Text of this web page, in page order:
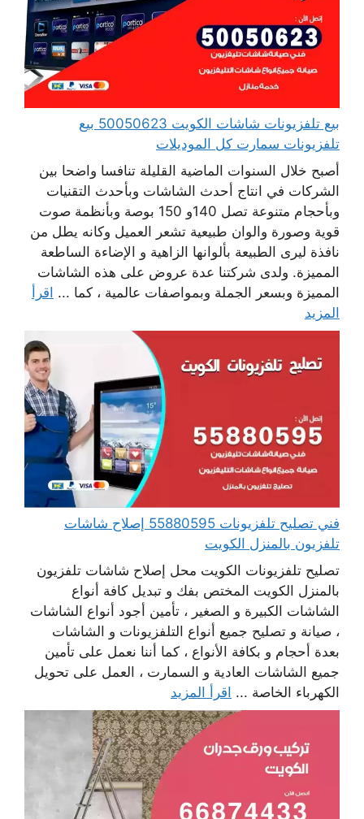
بيع تلفزيونات شاشات الكويت 50050623 بيع
تلفزيونات سمارت كل الموديلات
أصبح خلال السنوات الماضية القليلة تنافسا واضحا بين
الشركات في انتاج أحدث الشاشات وبأحدث التقنيات
وبأحجام متنوعة تصل 140و 150 بوصة وبأنظمة صوت
قوية وصورة والوان طبيعية تشعر العميل وكانه يطل من
نافذة ليرى الطبيعة بألوانها الزاهية و الإضاءة الساطعة
المميزة. ولدى شركتنا عدة عروض على هذه الشاشات
المميزة وبسعر الجملة وبمواصفات عالمية ، كما ... اقرأ
المزيد
فني تصليح تلفزيونات 55880595 إصلاح شاشات
تلفزيون بالمنزل الكويت
تصليح تلفزيونات الكويت محل إصلاح شاشات تلفزيون
بالمنزل الكويت المختص بفك و تبديل كافة أنواع
الشاشات الكبيرة و الصغير ، تأمين أجود أنواع الشاشات
، صيانة و تصليح جميع أنواع التلفزيونات و الشاشات
بعدة أحجام و بكافة الأنواع ، كما أننا نعمل على تأمين
جميع الشاشات العادية و السمارت ، العمل على تحويل
الكهرباء الخاصة ... اقرأ المزيد